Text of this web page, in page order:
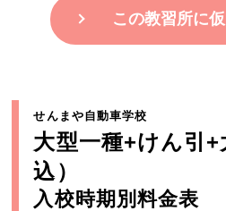
この教習所に
せんまや自動車学校
大型一種+けん引
込）
入校時期別料金表